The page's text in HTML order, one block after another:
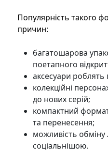
Популярність такого
причин:
багатошарова
поетапного
аксесуари роблять
колекційні
до нових серій;
компактний
та перенесення;
можливість
соціальнішою.